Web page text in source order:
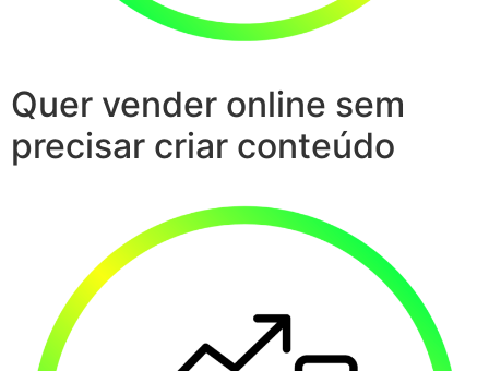
Quer vender online sem
precisar criar conteúdo